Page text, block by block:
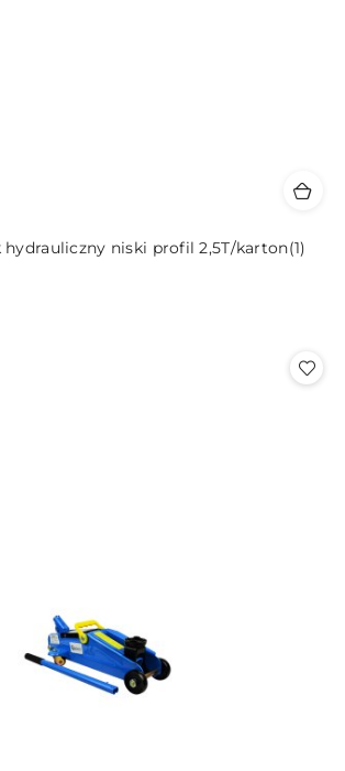
hydrauliczny niski profil 2,5T/karton(1)